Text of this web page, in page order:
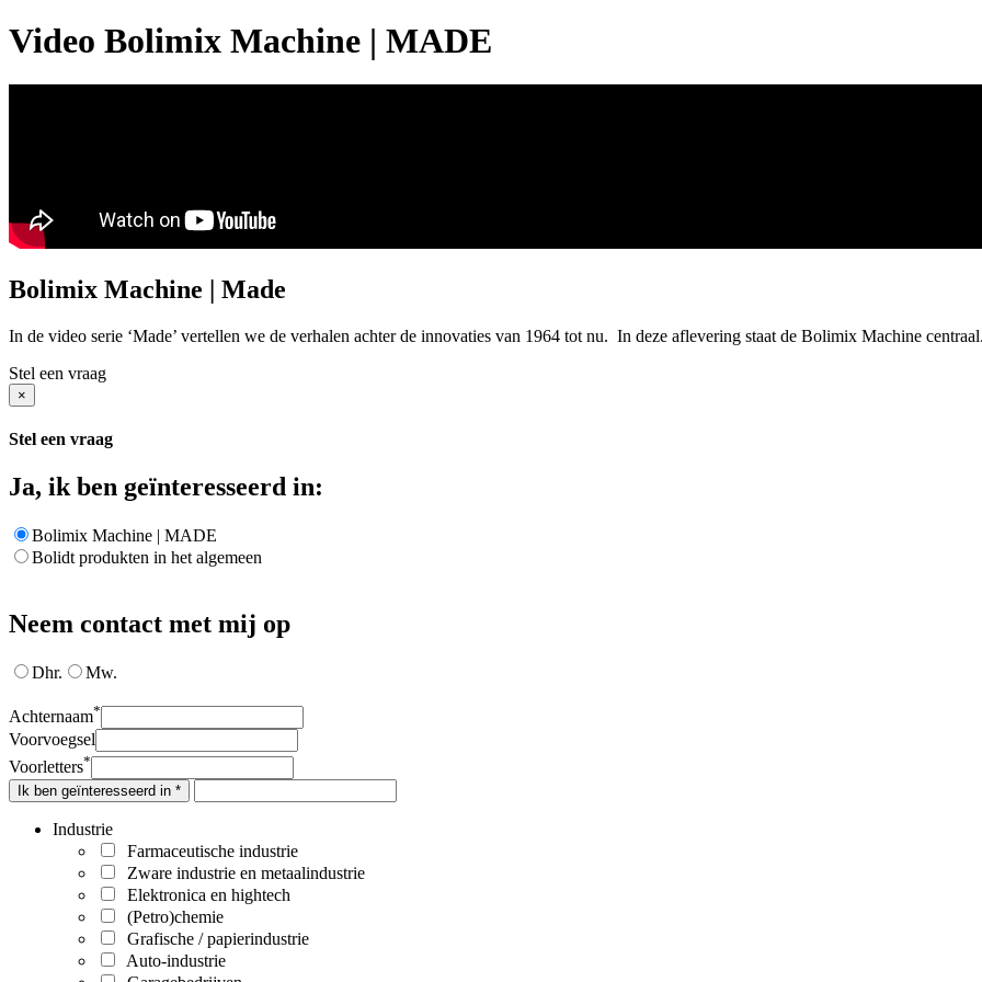
Video Bolimix Machine | MADE
Bolimix Machine | Made
In de video serie ‘Made’ vertellen we de verhalen achter de innovaties van 1964 tot nu. In deze aflevering staat de Bolimix Machine
Stel een vraag
×
Stel een vraag
Ja, ik ben geïnteresseerd in:
Bolimix Machine | MADE
Bolidt produkten in het algemeen
Neem contact met mij op
Dhr. Mw.
Achternaam*
Voorvoegsel
Voorletters*
Ik ben geïnteresseerd in *
Industrie
Farmaceutische industrie
Zware industrie en metaalindustrie
Elektronica en hightech
(Petro)chemie
Grafische / papierindustrie
Auto-industrie